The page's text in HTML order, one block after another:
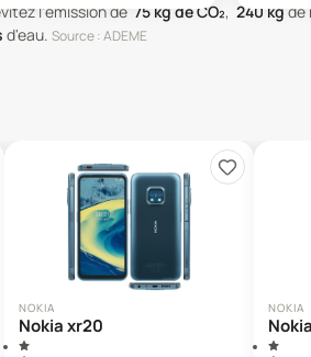
l'émission de 75 kg de CO₂, 240 kg de
d'eau. Source : ADEME
NOKIA
Nokia xr20
NOKIA